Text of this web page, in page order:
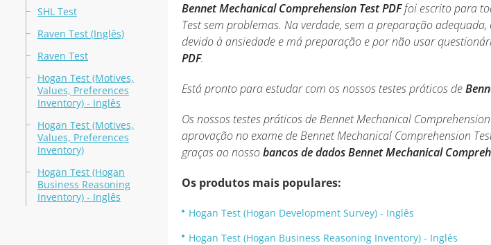
SHL Test
Raven Test (Inglês)
Raven Test
Hogan Test (Motives,
Values, Preferences
Inventory) - Inglês
Hogan Test (Motives,
Values, Preferences
Inventory)
Hogan Test (Hogan
Business Reasoning
Inventory) - Inglês
Bennet Mechanical Comprehension Test PDFfoi escrito para
Test sem problemas. Na verdade, sem a preparação
devido à ansiedade e má preparação e por não usar
PDF.
Está pronto para estudar com os nossos testes práticos de
Os nossos testes práticos de Bennet Mechanical
aprovação no exame de Bennet Mechanical Comprehension
graças ao nossobancos de dados Bennet Mechanical
Os produtos mais populares:
Hogan Test (Hogan Development Survey) - Inglês
Hogan Test (Hogan Business Reasoning Inventory) - Inglês